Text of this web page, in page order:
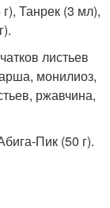
Танрек (3 мл),
листьев
монилиоз,
ржавчина,
Пик (50 г).